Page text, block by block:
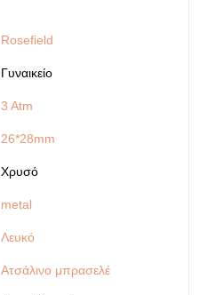
Rosefield
Γυναικείο
3 Atm
26*28mm
Χρυσό
metal
Λευκό
Ατσάλινο μπρασελέ